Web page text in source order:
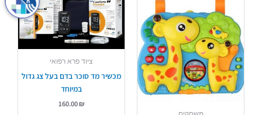
ציוד פרא רפואי
מכשיר מד סוכר בדם בעל צג גדול
במיוחד
160.00₪